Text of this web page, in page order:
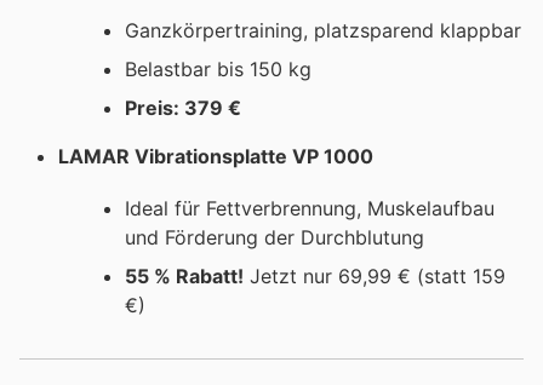
Ganzkörpertraining, platzsparend klappbar
Belastbar bis 150 kg
Preis: 379 €
LAMAR Vibrationsplatte VP 1000
Ideal für Fettverbrennung, Muskelaufbau
und Förderung der Durchblutung
55 % Rabatt! Jetzt nur 69,99 € (statt 159
€)